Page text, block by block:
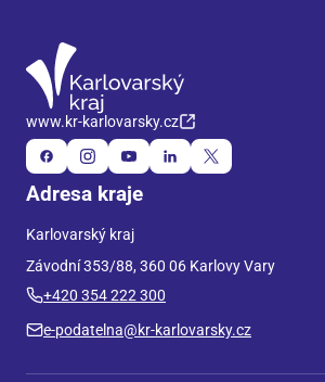
www.kr-karlovarsky.cz
Adresa kraje
Karlovarský kraj
Závodní 353/88, 360 06 Karlovy Vary
+420 354 222 300
e-podatelna@kr-karlovarsky.cz